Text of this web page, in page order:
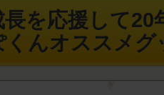
を応援して20
んオススメグ